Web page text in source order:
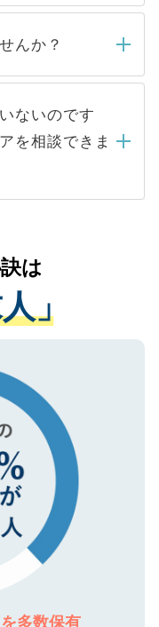
気のある医療機
募が殺到する場
に合った人材の
るケースが増え
は一切ありませ
内定をいただい
せん。内定先へ
ートナーが行い
んか？
はありませんの
イトからの登録
の個人情報は、
よび転職活動の
す。お預かりし
はご本人の許可
ついての厳密な
のみに付与され
取得済みです。
安心ください。
ないのです
を相談できま
関の状況や紹介
なアドバイスを
にご転職をされ
ートが可能です
い。
は
」
多数保有